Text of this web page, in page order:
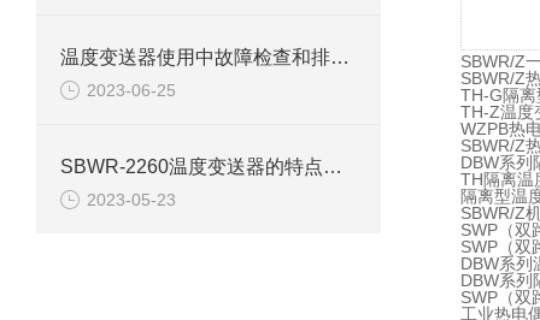
温度变送器使用中故障检查和排除方法
2023-06-25
SBWR-2260温度变送器的特点与校验误差浅析
2023-05-23
SBWR/Z
SBWR/Z
TH-G隔
TH-Z温度
WZPB热
SBWR/Z
DBW系列
TH隔离温
隔离型温
SBWR/Z
SWP（双
SWP（双
DBW系列
DBW系列
SWP（双
工业热电